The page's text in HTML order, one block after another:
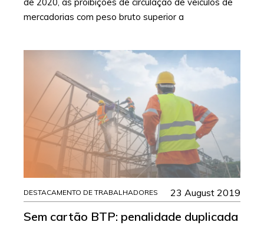
mercadorias com peso bruto superior a
DESTACAMENTO DE TRABALHADORES 23 August 2019
Sem cartão BTP: penalidade duplicada